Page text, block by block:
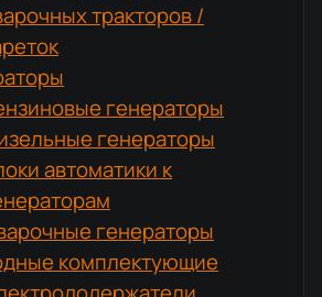
тракторов /
генераторы
генераторы
автоматики к
генераторы
комплектующие